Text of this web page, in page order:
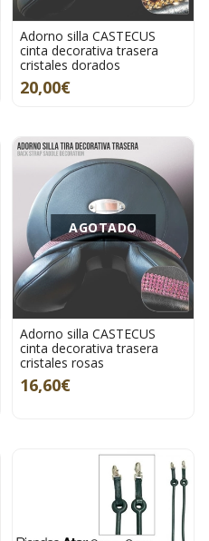
Adorno silla CASTECUS
cinta decorativa trasera
cristales dorados
20,00€
AGOTADO
Adorno silla CASTECUS
cinta decorativa trasera
cristales rosas
16,60€